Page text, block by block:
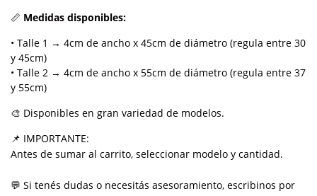
📏 Medidas disponibles:
• Talle 1 → 4cm de ancho x 45cm de diámetro (regula entre 30
y 45cm)
• Talle 2 → 4cm de ancho x 55cm de diámetro (regula entre 37
y 55cm)
🎨 Disponibles en gran variedad de modelos.
📌 IMPORTANTE:
Antes de sumar al carrito, seleccionar modelo y cantidad.
💬 Si tenés dudas o necesitás asesoramiento, escribinos por